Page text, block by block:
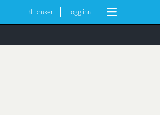
Bli bruker Logg inn